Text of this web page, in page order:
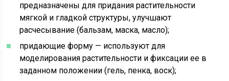
предназначены для придания растительности
мягкой и гладкой структуры, улучшают
расчесывание (бальзам, маска, масло);
придающие форму — используют для
моделирования растительности и фиксации ее в
заданном положении (гель, пенка, воск);